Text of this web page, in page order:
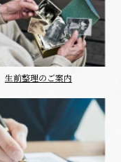
生前整理のご案内